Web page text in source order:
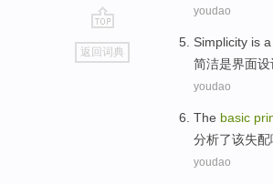
go
top
返回词典
youdao
Simplicity is a
简洁是界面设
youdao
The basic
分析了该失配
youdao